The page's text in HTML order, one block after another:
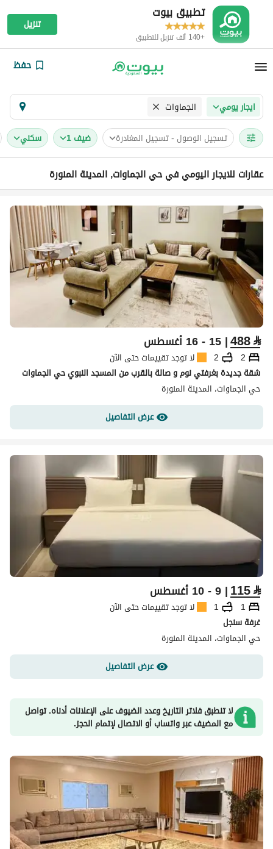
تطبيق بيوت
+140 ألف تنزيل للتطبيق
تنزيل
حفظ
ايجار يومي الجماوات
تسجيل الوصول - تسجيل المغادرة ضيف 1 سكني
عقارات للايجار اليومي في حي الجماوات, المدينة المنورة
⃁
488| 15 - 16 أغسطس
2
2
لا توجد تقييمات حتى الآن
شقة جديدة بغرفتي نوم و صالة بالقرب من المسجد النبوي حي الجماوات
حي الجماوات، المدينة المنورة
عرض التفاصيل
⃁
115| 9 - 10 أغسطس
1
1
لا توجد تقييمات حتى الآن
غرفة سنجل
حي الجماوات، المدينة المنورة
عرض التفاصيل
لا تنطبق فلاتر التاريخ وعدد الضيوف على الإعلانات أدناه. تواصل
مع المضيف عبر واتساب أو الاتصال لإتمام الحجز.